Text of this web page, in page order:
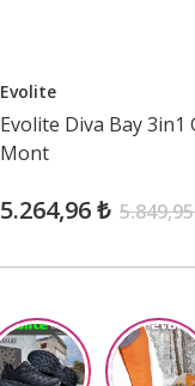
Evolite
Evolite Diva Bay 3in1
Mont
5.264,96 ₺